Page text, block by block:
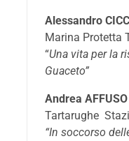
Alessandro
Marina Protetta
“Una vita per la
Guaceto”
Andrea AFFUSO
Tartarughe
“In soccorso